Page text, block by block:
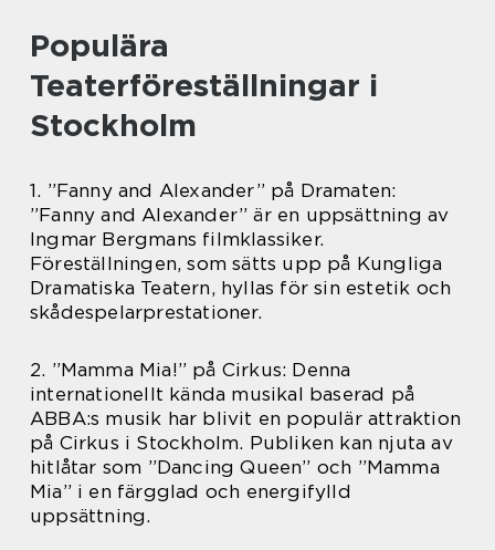
Populära
Teaterföreställningar i
Stockholm
1. ”Fanny and Alexander” på Dramaten:
”Fanny and Alexander” är en uppsättning av
Ingmar Bergmans filmklassiker.
Föreställningen, som sätts upp på Kungliga
Dramatiska Teatern, hyllas för sin estetik och
skådespelarprestationer.
2. ”Mamma Mia!” på Cirkus: Denna
internationellt kända musikal baserad på
ABBA:s musik har blivit en populär attraktion
på Cirkus i Stockholm. Publiken kan njuta av
hitlåtar som ”Dancing Queen” och ”Mamma
Mia” i en färgglad och energifylld
uppsättning.